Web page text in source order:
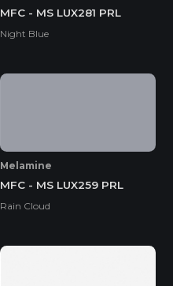
MFC - MS LUX281 PRL
Night Blue
Melamine
MFC - MS LUX259 PRL
Rain Cloud